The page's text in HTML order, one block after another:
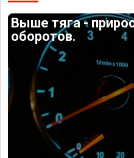
Выше тяга -
оборотов.